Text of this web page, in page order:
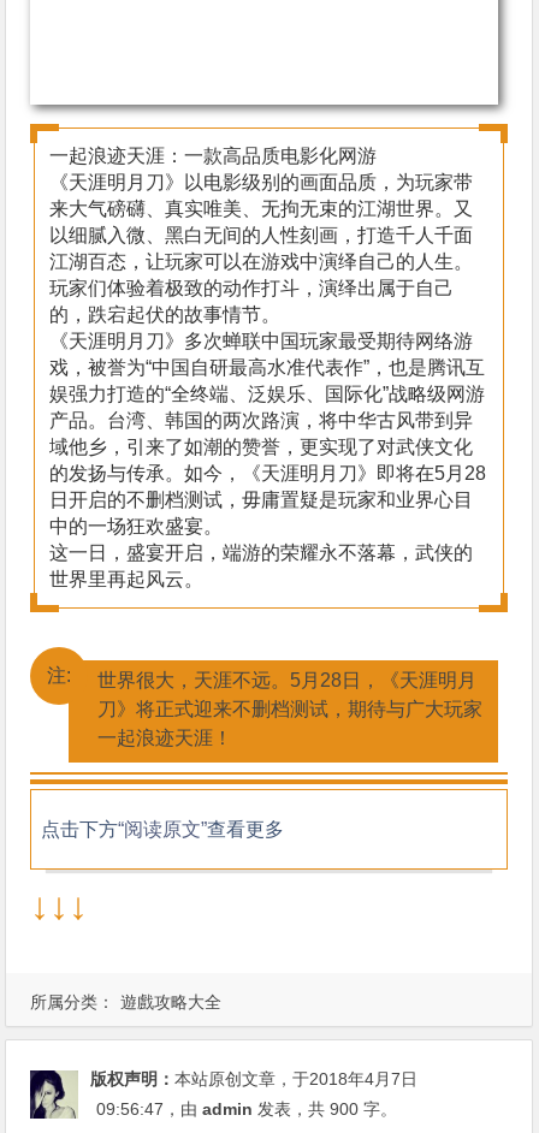
所属分类： 遊戲攻略大全
一起浪迹天涯：一款高品质电影化网游
《天涯明月刀》以电影级别的画面品质，为玩家带
来大气磅礴、真实唯美、无拘无束的江湖世界。又
以细腻入微、黑白无间的人性刻画，打造千人千面
江湖百态，让玩家可以在游戏中演绎自己的人生。
玩家们体验着极致的动作打斗，演绎出属于自己
的，跌宕起伏的故事情节。
《天涯明月刀》多次蝉联中国玩家最受期待网络游
戏，被誉为“中国自研最高水准代表作”，也是腾讯互
娱强力打造的“全终端、泛娱乐、国际化”战略级网游
产品。台湾、韩国的两次路演，将中华古风带到异
域他乡，引来了如潮的赞誉，更实现了对武侠文化
的发扬与传承。如今，《天涯明月刀》即将在5月28
日开启的不删档测试，毋庸置疑是玩家和业界心目
中的一场狂欢盛宴。
这一日，盛宴开启，端游的荣耀永不落幕，武侠的
世界里再起风云。
注:
世界很大，天涯不远。5月28日，《天涯明月
刀》将正式迎来不删档测试，期待与广大玩家
一起浪迹天涯！
点击下方“阅读原文”查看更多
↓↓↓
版权声明：本站原创文章，于2018年4月7日
09:56:47 ，由admin 发表，共 900 字。